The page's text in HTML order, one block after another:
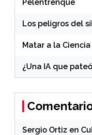
Pelentrenque
Los peligros del
Matar a la Ciencia
¿Una IA que
Sergio Ortiz en